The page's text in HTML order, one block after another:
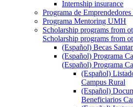
Internship insurance
Programa de
Programa Mentoring UMH
Scholarship programs from
Scholarship programs from
(Español) Becas
(Español) Programa
(Español) Programa
(Español)
Campus Rural
(Español)
Beneficiarios